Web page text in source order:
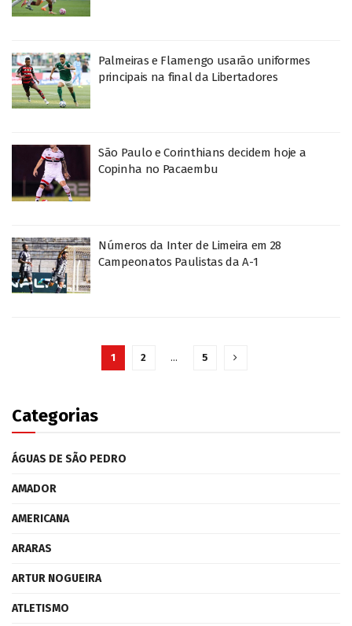
Palmeiras e Flamengo usarão uniformes
principais na final da Libertadores
São Paulo e Corinthians decidem hoje a
Copinha no Pacaembu
Números da Inter de Limeira em 28
Campeonatos Paulistas da A-1
1 2 … 5
Categorias
ÁGUAS DE SÃO PEDRO
AMADOR
AMERICANA
ARARAS
ARTUR NOGUEIRA
ATLETISMO